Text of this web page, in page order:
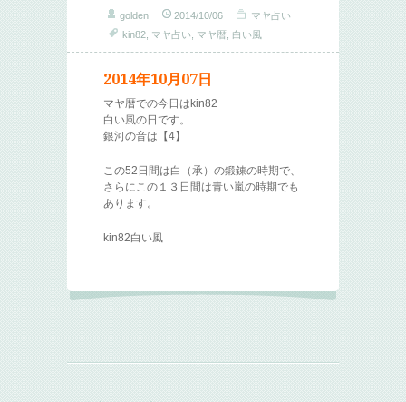
golden 2014/10/06
マヤ占い
kin82 マヤ占い マヤ暦 白い風
2014年10月07日
マヤ暦での今日はkin82
白い風の日です。
銀河の音は【4】
この52日間は白（承）の鍛錬の時期で、
さらにこの１３日間は青い嵐の時期でも
あります。
kin82白い風